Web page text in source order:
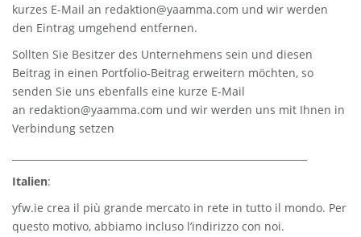
kurzes E-Mail an redaktion@yaamma.com und wir werden
den Eintrag umgehend entfernen.
Sollten Sie Besitzer des Unternehmens sein und diesen
Beitrag in einen Portfolio-Beitrag erweitern möchten, so
senden Sie uns ebenfalls eine kurze E-Mail
an redaktion@yaamma.com und wir werden uns mit Ihnen in
Verbindung setzen
Italien:
yfw.ie crea il più grande mercato in rete in tutto il mondo. Per
questo motivo, abbiamo incluso l’indirizzo con noi.